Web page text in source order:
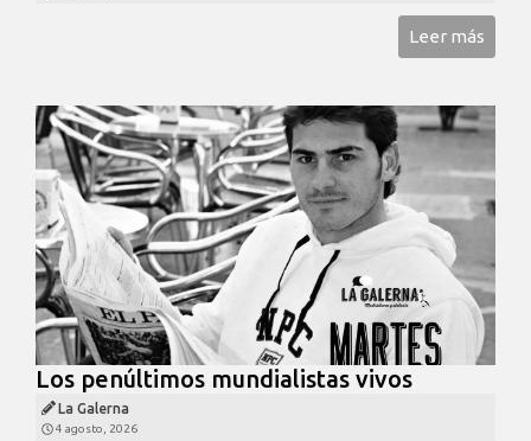
Leer más
Los penúltimos mundialistas vivos
La Galerna
4 agosto, 2026